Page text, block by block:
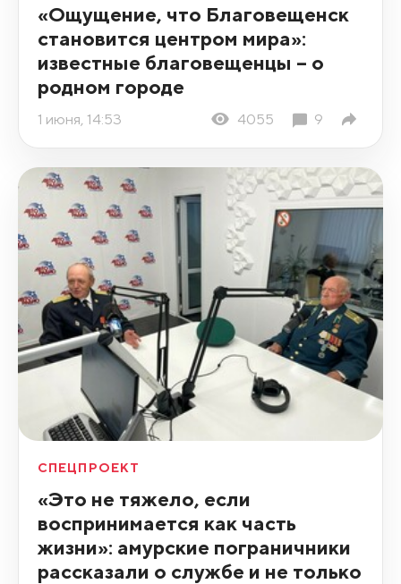
«Ощущение, что Благовещенск
становится центром мира»:
известные благовещенцы – о
родном городе
1 июня, 14:53 4055 9
СПЕЦПРОЕКТ
«Это не тяжело, если
воспринимается как часть
жизни»: амурские пограничники
рассказали о службе и не только